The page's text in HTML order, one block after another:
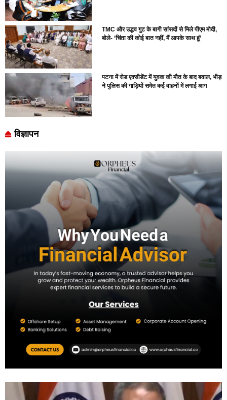
TMC और उद्धव गुट के बागी सांसदों से मिले पीएम मोदी,
बोले- ‘चिंता की कोई बात नहीं, मैं आपके साथ हूं’
पटना में रोड एक्सीडेंट में युवक की मौत के बाद बवाल, भीड़
ने पुलिस की गाड़ियों समेत कई वाहनों में लगाई आग
विज्ञापन